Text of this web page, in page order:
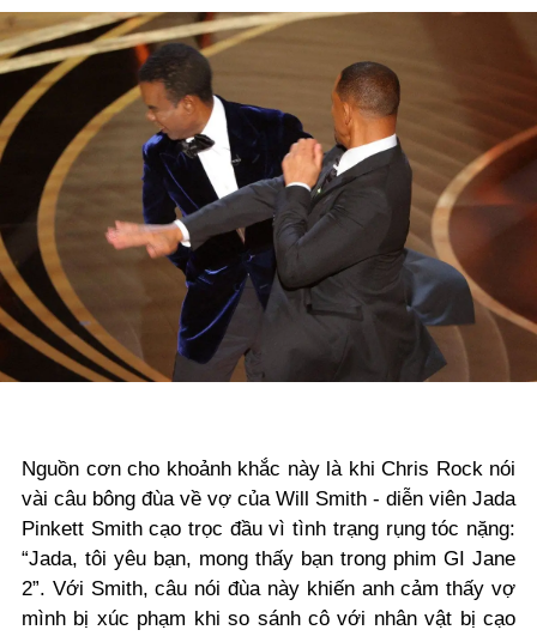
Nguồn cơn cho khoảnh khắc này là khi Chris Rock nói
vài câu bông đùa về vợ của Will Smith - diễn viên Jada
Pinkett Smith cạo trọc đầu vì tình trạng rụng tóc nặng:
“Jada, tôi yêu bạn, mong thấy bạn trong phim GI Jane
2”. Với Smith, câu nói đùa này khiến anh cảm thấy vợ
mình bị xúc phạm khi so sánh cô với nhân vật bị cạo